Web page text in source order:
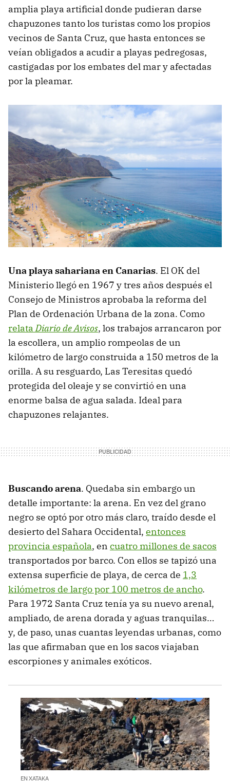
amplia playa artificial donde pudieran darse
chapuzones tanto los turistas como los propios
vecinos de Santa Cruz, que hasta entonces se
veían obligados a acudir a playas pedregosas,
castigadas por los embates del mar y afectadas
por la pleamar.
Una playa sahariana en Canarias. El OK del
Ministerio llegó en 1967 y tres años después el
Consejo de Ministros aprobaba la reforma del
Plan de Ordenación Urbana de la zona. Como
relataDiario de Avisos, los trabajos arrancaron por
la escollera, un amplio rompeolas de un
kilómetro de largo construida a 150 metros de la
orilla. A su resguardo, Las Teresitas quedó
protegida del oleaje y se convirtió en una
enorme balsa de agua salada. Ideal para
chapuzones relajantes.
Buscando arena. Quedaba sin embargo un
detalle importante: la arena. En vez del grano
negro se optó por otro más claro, traído desde el
desierto del Sahara Occidental, entonces
provincia española, en cuatro millones de sacos
transportados por barco. Con ellos se tapizó una
extensa superficie de playa, de cerca de 1,3
kilómetros de largo por 100 metros de ancho.
Para 1972 Santa Cruz tenía ya su nuevo arenal,
ampliado, de arena dorada y aguas tranquilas…
y, de paso, unas cuantas leyendas urbanas, como
las que afirmaban que en los sacos viajaban
escorpiones y animales exóticos.
EN XATAKA